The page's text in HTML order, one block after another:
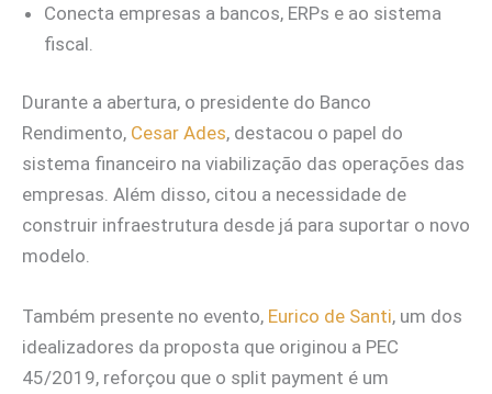
Conecta empresas a bancos, ERPs e ao sistema
fiscal.
Durante a abertura, o presidente do Banco
Rendimento, Cesar Ades, destacou o papel do
sistema financeiro na viabilização das operações das
empresas. Além disso, citou a necessidade de
construir infraestrutura desde já para suportar o novo
modelo.
Também presente no evento, Eurico de Santi, um dos
idealizadores da proposta que originou a PEC
45/2019, reforçou que o split payment é um